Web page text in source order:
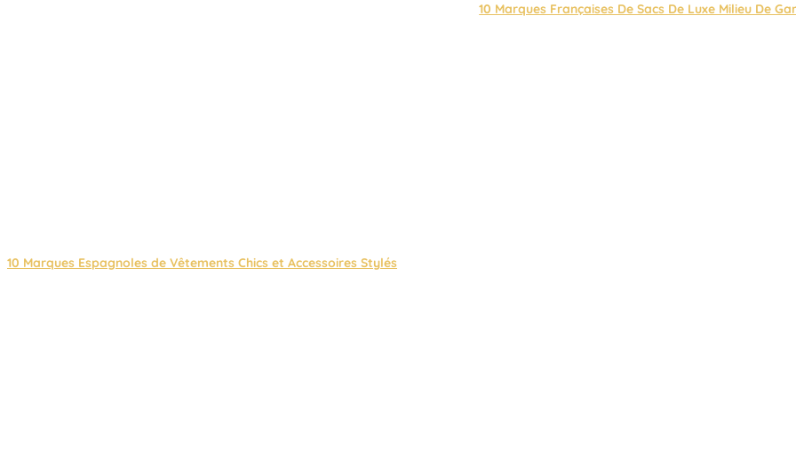
10 Marques Françaises De Sacs De Luxe Milieu De
10 Marques Espagnoles de Vêtements Chics et Accessoires Stylés